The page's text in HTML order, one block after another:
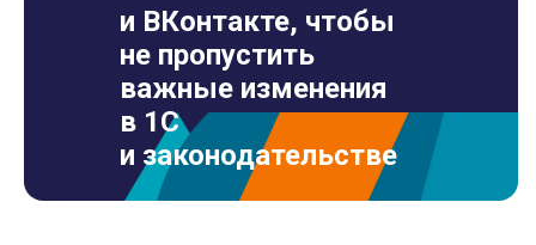
и ВКонтакте, чтобы
не пропустить
важные изменения
в 1С
и законодательстве